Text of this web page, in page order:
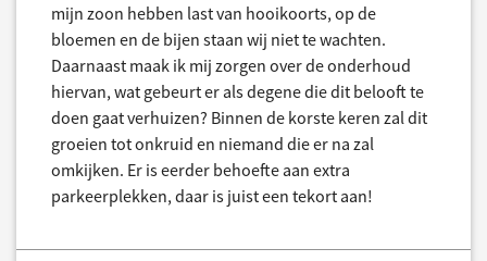
mijn zoon hebben last van hooikoorts, op de
bloemen en de bijen staan wij niet te wachten.
Daarnaast maak ik mij zorgen over de onderhoud
hiervan, wat gebeurt er als degene die dit belooft te
doen gaat verhuizen? Binnen de korste keren zal dit
groeien tot onkruid en niemand die er na zal
omkijken. Er is eerder behoefte aan extra
parkeerplekken, daar is juist een tekort aan!